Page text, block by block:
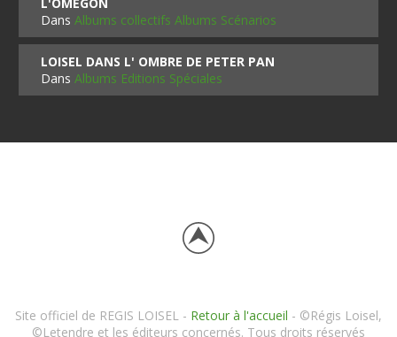
DansAlbums collectifs Albums Scénarios
LOISEL DANS L' OMBRE DE PETER PAN
DansAlbums Editions Spéciales
Site officiel de REGIS LOISEL - Retour à l'accueil - ©Régis Loisel,
©Letendre et les éditeurs concernés. Tous droits réservés